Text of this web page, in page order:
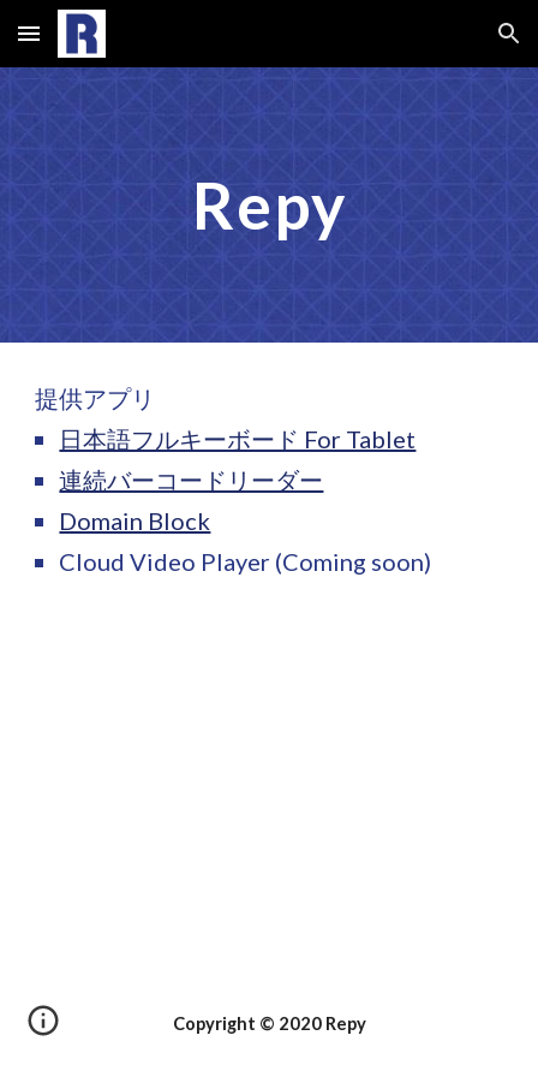
Skip to main content Skip to navigation
Repy
提供アプリ
日本語フルキーボード For Tablet
連続バーコードリーダー
Domain Block
Cloud Video Player (Coming soon)
Copyright © 2020 Repy